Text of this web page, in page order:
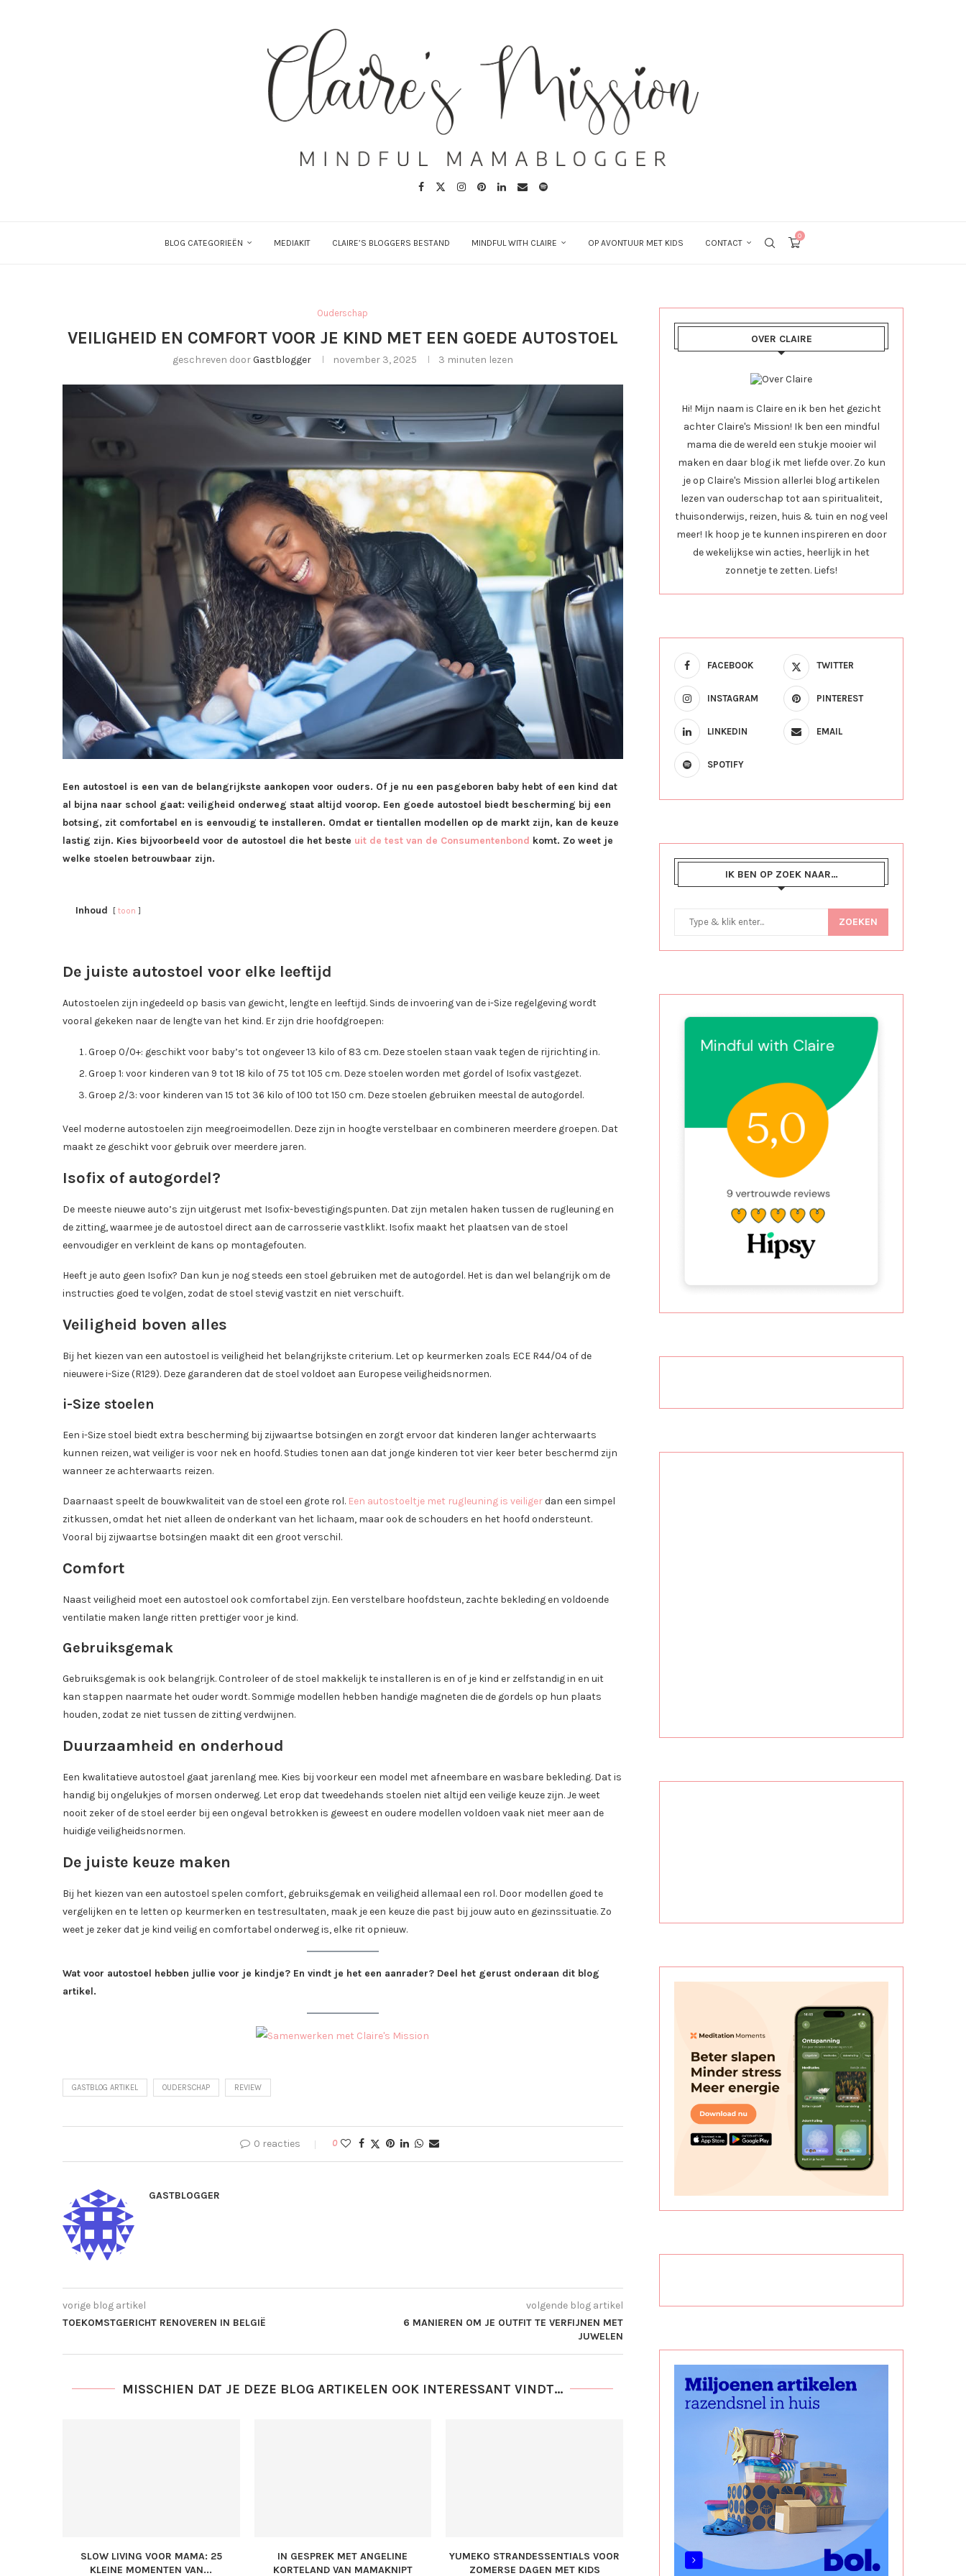
BLOG CATEGORIEËN MEDIAKIT CLAIRE’S BLOGGERS BESTAND MINDFUL WITH CLAIRE OP AVONTUUR MET KIDS CONTACT
0
Ouderschap
VEILIGHEID EN COMFORT VOOR JE KIND MET EEN GOEDE AUTOSTOEL
geschreven doorGastblogger november 3, 2025 3 minuten lezen
Een autostoel is een van de belangrijkste aankopen voor ouders. Of je nu een pasgeboren baby hebt of een kind dat
al bijna naar school gaat: veiligheid onderweg staat altijd voorop. Een goede autostoel biedt bescherming bij een
botsing, zit comfortabel en is eenvoudig te installeren. Omdat er tientallen modellen op de markt zijn, kan de keuze
lastig zijn. Kies bijvoorbeeld voor de autostoel die het beste uit de test van de Consumentenbond komt. Zo weet je
welke stoelen betrouwbaar zijn.
Inhoud toon
De juiste autostoel voor elke leeftijd
Autostoelen zijn ingedeeld op basis van gewicht, lengte en leeftijd. Sinds de invoering van de i-Size regelgeving wordt
vooral gekeken naar de lengte van het kind. Er zijn drie hoofdgroepen:
Groep 0/0+: geschikt voor baby’s tot ongeveer 13 kilo of 83 cm. Deze stoelen staan vaak tegen de rijrichting in.
Groep 1: voor kinderen van 9 tot 18 kilo of 75 tot 105 cm. Deze stoelen worden met gordel of Isofix vastgezet.
Groep 2/3: voor kinderen van 15 tot 36 kilo of 100 tot 150 cm. Deze stoelen gebruiken meestal de autogordel.
Veel moderne autostoelen zijn meegroeimodellen. Deze zijn in hoogte verstelbaar en combineren meerdere groepen. Dat
maakt ze geschikt voor gebruik over meerdere jaren.
Isofix of autogordel?
De meeste nieuwe auto’s zijn uitgerust met Isofix-bevestigingspunten. Dat zijn metalen haken tussen de rugleuning en
de zitting, waarmee je de autostoel direct aan de carrosserie vastklikt. Isofix maakt het plaatsen van de stoel
eenvoudiger en verkleint de kans op montagefouten.
Heeft je auto geen Isofix? Dan kun je nog steeds een stoel gebruiken met de autogordel. Het is dan wel belangrijk om de
instructies goed te volgen, zodat de stoel stevig vastzit en niet verschuift.
Veiligheid boven alles
Bij het kiezen van een autostoel is veiligheid het belangrijkste criterium. Let op keurmerken zoals ECE R44/04 of de
nieuwere i-Size (R129). Deze garanderen dat de stoel voldoet aan Europese veiligheidsnormen.
i-Size stoelen
Een i-Size stoel biedt extra bescherming bij zijwaartse botsingen en zorgt ervoor dat kinderen langer achterwaarts
kunnen reizen, wat veiliger is voor nek en hoofd. Studies tonen aan dat jonge kinderen tot vier keer beter beschermd zijn
wanneer ze achterwaarts reizen.
Daarnaast speelt de bouwkwaliteit van de stoel een grote rol. Een autostoeltje met rugleuning is veiligerdan een simpel
zitkussen, omdat het niet alleen de onderkant van het lichaam, maar ook de schouders en het hoofd ondersteunt.
Vooral bij zijwaartse botsingen maakt dit een groot verschil.
Comfort
Naast veiligheid moet een autostoel ook comfortabel zijn. Een verstelbare hoofdsteun, zachte bekleding en voldoende
ventilatie maken lange ritten prettiger voor je kind.
Gebruiksgemak
Gebruiksgemak is ook belangrijk. Controleer of de stoel makkelijk te installeren is en of je kind er zelfstandig in en uit
kan stappen naarmate het ouder wordt. Sommige modellen hebben handige magneten die de gordels op hun plaats
houden, zodat ze niet tussen de zitting verdwijnen.
Duurzaamheid en onderhoud
Een kwalitatieve autostoel gaat jarenlang mee. Kies bij voorkeur een model met afneembare en wasbare bekleding. Dat is
handig bij ongelukjes of morsen onderweg. Let erop dat tweedehands stoelen niet altijd een veilige keuze zijn. Je weet
nooit zeker of de stoel eerder bij een ongeval betrokken is geweest en oudere modellen voldoen vaak niet meer aan de
huidige veiligheidsnormen.
De juiste keuze maken
Bij het kiezen van een autostoel spelen comfort, gebruiksgemak en veiligheid allemaal een rol. Door modellen goed te
vergelijken en te letten op keurmerken en testresultaten, maak je een keuze die past bij jouw auto en gezinssituatie. Zo
weet je zeker dat je kind veilig en comfortabel onderweg is, elke rit opnieuw.
Wat voor autostoel hebben jullie voor je kindje? En vindt je het een aanrader? Deel het gerust onderaan dit blog
artikel.
GASTBLOG ARTIKEL OUDERSCHAP REVIEW
0 reacties 0
GASTBLOGGER
vorige blog artikel
TOEKOMSTGERICHT RENOVEREN IN BELGIË
volgende blog artikel
6 MANIEREN OM JE OUTFIT TE VERFIJNEN MET
JUWELEN
MISSCHIEN DAT JE DEZE BLOG ARTIKELEN OOK INTERESSANT VINDT...
SLOW LIVING VOOR MAMA: 25
KLEINE MOMENTEN VAN...
IN GESPREK MET ANGELINE
KORTELAND VAN MAMAKNIPT
YUMEKO STRANDESSENTIALS VOOR
ZOMERSE DAGEN MET KIDS
SNELLE HAARVERZORGING VOOR
JONGE OUDERS
HET MUZIEKBOS; EEN
WERELD VOOR
OVER CLAIRE
Hi! Mijn naam is Claire en ik ben het gezicht
achter Claire's Mission! Ik ben een mindful
mama die de wereld een stukje mooier wil
maken en daar blog ik met liefde over. Zo kun
je op Claire's Mission allerlei blog artikelen
lezen van ouderschap tot aan spiritualiteit,
thuisonderwijs, reizen, huis & tuin en nog veel
meer! Ik hoop je te kunnen inspireren en door
de wekelijkse win acties, heerlijk in het
zonnetje te zetten. Liefs!
FACEBOOK TWITTER
INSTAGRAM PINTEREST
LINKEDIN EMAIL
SPOTIFY
IK BEN OP ZOEK NAAR…
ZOEKEN